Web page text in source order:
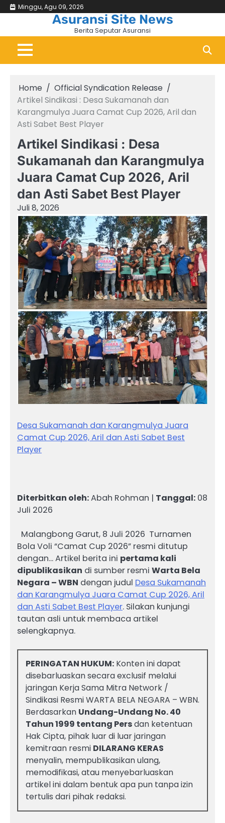
Skip Minggu, Agu 09, 2026
&
Asuransi Site News
Berita Seputar Asuransi
Home
Official Syndication Release
Artikel Sindikasi : Desa Sukamanah dan
Karangmulya Juara Camat Cup 2026, Aril dan
Asti Sabet Best Player
Artikel Sindikasi : Desa
Sukamanah dan Karangmulya
Juara Camat Cup 2026, Aril
dan Asti Sabet Best Player
Juli 8, 2026
Desa Sukamanah dan Karangmulya Juara
Camat Cup 2026, Aril dan Asti Sabet Best
Player
Diterbitkan oleh:Abah Rohman | Tanggal: 08
Juli 2026
Malangbong Garut, 8 Juli 2026 Turnamen
Bola Voli “Camat Cup 2026” resmi ditutup
dengan… Artikel berita ini pertama kali
dipublikasikan di sumber resmi Warta Bela
Negara – WBN dengan judul Desa Sukamanah
dan Karangmulya Juara Camat Cup 2026, Aril
dan Asti Sabet Best Player. Silakan kunjungi
tautan asli untuk membaca artikel
selengkapnya.
PERINGATAN HUKUM: Konten ini dapat
disebarluaskan secara exclusif melalui
jaringan Kerja Sama Mitra Network /
Sindikasi Resmi WARTA BELA NEGARA – WBN.
Berdasarkan Undang-Undang No. 40
Tahun 1999 tentang Persdan ketentuan
Hak Cipta, pihak luar di luar jaringan
kemitraan resmi DILARANG KERAS
menyalin, mempublikasikan ulang,
memodifikasi, atau menyebarluaskan
artikel ini dalam bentuk apa pun tanpa izin
tertulis dari pihak redaksi.